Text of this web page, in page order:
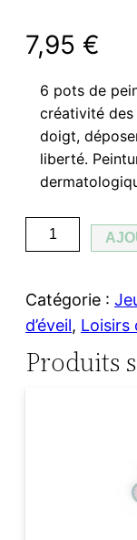
7,95 €
6 pots de
créativité
doigt,
liberté.
u
n
t
i
Catégorie :
d’éveil, Loisirs
Produits